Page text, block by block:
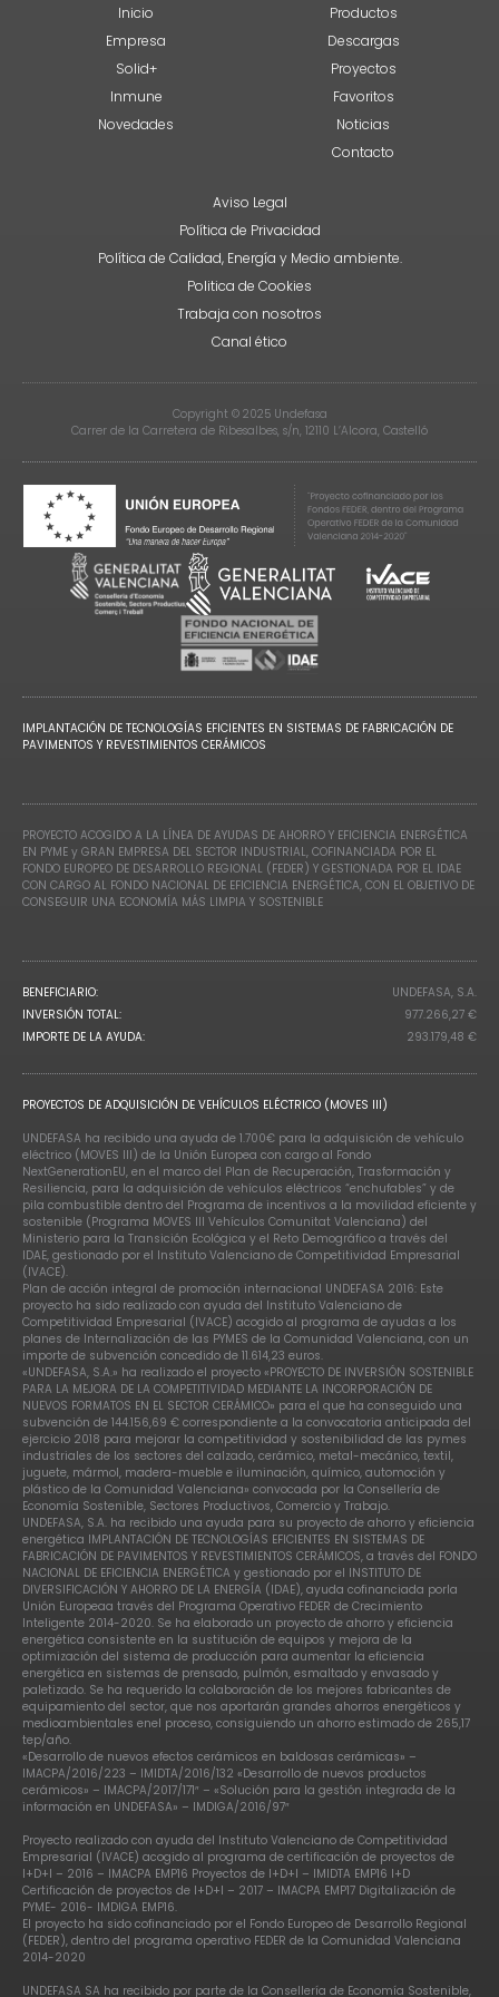
Inicio
Empresa
Solid+
Inmune
Novedades
Productos
Descargas
Proyectos
Favoritos
Noticias
Contacto
Aviso Legal
Política de Privacidad
Política de Calidad, Energía y Medio ambiente.
Politica de Cookies
Trabaja con nosotros
Canal ético
Copyright © 2025 Undefasa
Carrer de la Carretera de Ribesalbes, s/n, 12110 L’Alcora, Castelló
IMPLANTACIÓN DE TECNOLOGÍAS EFICIENTES EN SISTEMAS DE FABRICACIÓN DE
PAVIMENTOS Y REVESTIMIENTOS CERÁMICOS
PROYECTO ACOGIDO A LA LÍNEA DE AYUDAS DE AHORRO Y EFICIENCIA ENERGÉTICA
EN PYME y GRAN EMPRESA DEL SECTOR INDUSTRIAL, COFINANCIADA POR EL
FONDO EUROPEO DE DESARROLLO REGIONAL (FEDER) Y GESTIONADA POR EL IDAE
CON CARGO AL FONDO NACIONAL DE EFICIENCIA ENERGÉTICA, CON EL OBJETIVO DE
CONSEGUIR UNA ECONOMÍA MÁS LIMPIA Y SOSTENIBLE
BENEFICIARIO:
UNDEFASA, S.A.
INVERSIÓN TOTAL:
977.266,27 €
IMPORTE DE LA AYUDA:
293.179,48 €
PROYECTOS DE ADQUISICIÓN DE VEHÍCULOS ELÉCTRICO (MOVES III)
UNDEFASA ha recibido una ayuda de 1.700€ para la adquisición de vehículo
eléctrico (MOVES III) de la Unión Europea con cargo al Fondo
NextGenerationEU, en el marco del Plan de Recuperación, Trasformación y
Resiliencia, para la adquisición de vehículos eléctricos “enchufables” y de
pila combustible dentro del Programa de incentivos a la movilidad eficiente y
sostenible (Programa MOVES III Vehículos Comunitat Valenciana) del
Ministerio para la Transición Ecológica y el Reto Demográfico a través del
IDAE, gestionado por el Instituto Valenciano de Competitividad Empresarial
(IVACE).
Plan de acción integral de promoción internacional UNDEFASA 2016: Este
proyecto ha sido realizado con ayuda del Instituto Valenciano de
Competitividad Empresarial (IVACE) acogido al programa de ayudas a los
planes de Internalización de las PYMES de la Comunidad Valenciana, con un
importe de subvención concedido de 11.614,23 euros.
«UNDEFASA, S.A.» ha realizado el proyecto «PROYECTO DE INVERSIÓN SOSTENIBLE
PARA LA MEJORA DE LA COMPETITIVIDAD MEDIANTE LA INCORPORACIÓN DE
NUEVOS FORMATOS EN EL SECTOR CERÁMICO» para el que ha conseguido una
subvención de 144.156,69 € correspondiente a la convocatoria anticipada del
ejercicio 2018 para mejorar la competitividad y sostenibilidad de las pymes
industriales de los sectores del calzado, cerámico, metal-mecánico, textil,
juguete, mármol, madera-mueble e iluminación, químico, automoción y
plástico de la Comunidad Valenciana» convocada por la Consellería de
Economía Sostenible, Sectores Productivos, Comercio y Trabajo.
UNDEFASA, S.A. ha recibido una ayuda para su proyecto de ahorro y eficiencia
energética IMPLANTACIÓN DE TECNOLOGÍAS EFICIENTES EN SISTEMAS DE
FABRICACIÓN DE PAVIMENTOS Y REVESTIMIENTOS CERÁMICOS, a través del FONDO
NACIONAL DE EFICIENCIA ENERGÉTICA y gestionado por el INSTITUTO DE
DIVERSIFICACIÓN Y AHORRO DE LA ENERGÍA (IDAE), ayuda cofinanciada porla
Unión Europeaa través del Programa Operativo FEDER de Crecimiento
Inteligente 2014-2020. Se ha elaborado un proyecto de ahorro y eficiencia
energética consistente en la sustitución de equipos y mejora de la
optimización del sistema de producción para aumentar la eficiencia
energética en sistemas de prensado, pulmón, esmaltado y envasado y
paletizado. Se ha requerido la colaboración de los mejores fabricantes de
equipamiento del sector, que nos aportarán grandes ahorros energéticos y
medioambientales enel proceso, consiguiendo un ahorro estimado de 265,17
tep/año.
«Desarrollo de nuevos efectos cerámicos en baldosas cerámicas» –
IMACPA/2016/223 – IMIDTA/2016/132 «Desarrollo de nuevos productos
cerámicos» – IMACPA/2017/171″ – «Solución para la gestión integrada de la
información en UNDEFASA» – IMDIGA/2016/97″
Proyecto realizado con ayuda del Instituto Valenciano de Competitividad
Empresarial (IVACE) acogido al programa de certificación de proyectos de
I+D+I – 2016 – IMACPA EMP16 Proyectos de I+D+I – IMIDTA EMP16 I+D
Certificación de proyectos de I+D+I – 2017 – IMACPA EMP17 Digitalización de
PYME- 2016- IMDIGA EMP16.
El proyecto ha sido cofinanciado por el Fondo Europeo de Desarrollo Regional
(FEDER), dentro del programa operativo FEDER de la Comunidad Valenciana
2014-2020
UNDEFASA SA ha recibido por parte de la Consellería de Economía Sostenible,